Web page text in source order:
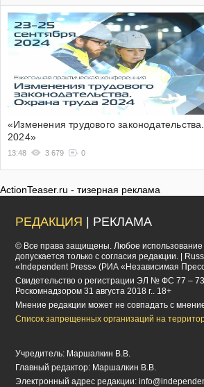
«Изменения трудового
2024»
13:48 3 679 0
ActionTeaser.ru - тизерная реклама
РЕДАКЦИЯ | РЕКЛАМА
© Все права защищены. Любое использование
допускается только с согласия редакции. |
«Independent Press» (РИА «Независимая
Cвидетельство о регистрации ЭЛ № ФС 77 –
Роскомнадзором 31 августа 2018 г.. 18+
Мнение редакции может не совпадать с
Список запрещенных организаций на
Учредитель: Маршалкин В.В.
Главный редактор: Маршалкин В.В.
Электронный адрес редакции: